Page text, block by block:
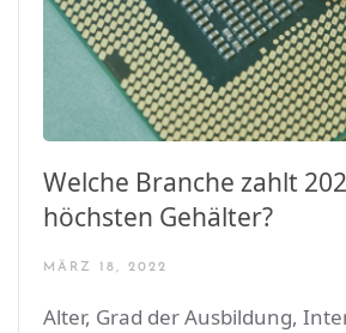
Welche Branche zahlt
höchsten Gehälter?
MÄRZ 18, 2022
Alter, Grad der Ausbildung,